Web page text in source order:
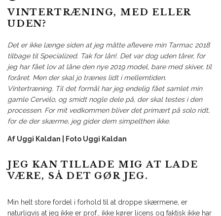
VINTERTRÆNING, MED ELLER
UDEN?
Det er ikke længe siden at jeg måtte aflevere min Tarmac 2018
tilbage til Specialized. Tak for lån!. Det var dog uden tårer, for
jeg har fået lov at låne den nye 2019 model, bare med skiver, til
foråret. Men der skal jo trænes lidt i mellemtiden.
Vintertræning. Til det formål har jeg endelig fået samlet min
gamle Cervélo, og smidt nogle dele på, der skal testes i den
processen. For mit vedkommen bliver det primært på solo ridt,
for de der skærme, jeg gider dem simpelthen ikke.
Af Uggi Kaldan | Foto Uggi Kaldan
JEG KAN TILLADE MIG AT LADE
VÆRE, SÅ DET GØR JEG.
Min helt store fordel i forhold til at droppe skærmene, er
naturligvis at jeg ikke er prof., ikke kører licens og faktisk ikke har